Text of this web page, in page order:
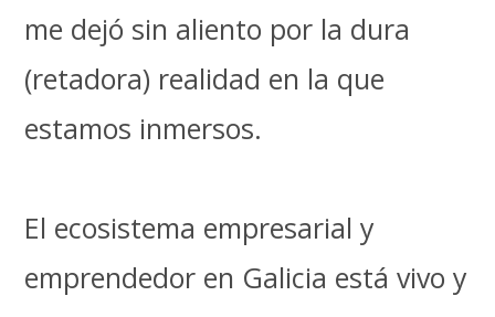
me dejó sin aliento por la dura
(retadora) realidad en la que
estamos inmersos.
El ecosistema empresarial y
emprendedor en Galicia está vivo y